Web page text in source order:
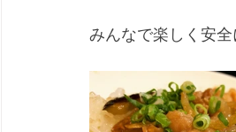
みんなで楽しく安